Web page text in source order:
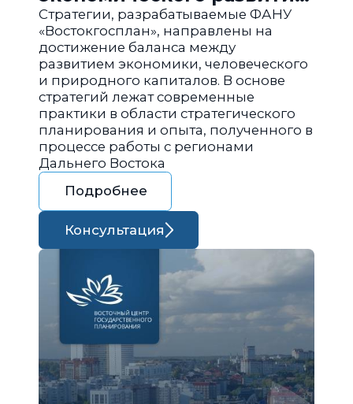
субъектов РФ
Стратегии, разрабатываемые ФАНУ
«Востокгосплан», направлены на
достижение баланса между
развитием экономики, человеческого
и природного капиталов. В основе
стратегий лежат современные
практики в области стратегического
планирования и опыта, полученного в
процессе работы с регионами
Дальнего Востока
Подробнее
Консультация